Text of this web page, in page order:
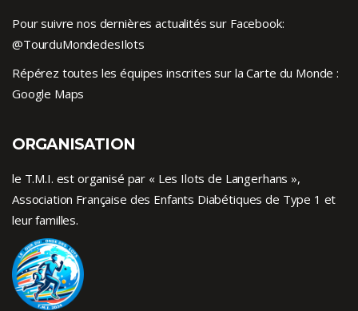
Pour suivre nos dernières actualités sur Facebook:
@TourduMondedesIlots
Répérez toutes les équipes inscrites sur la Carte du Monde :
Google Maps
ORGANISATION
le T.M.I. est organisé par « Les Ilots de Langerhans »,
Association Française des Enfants Diabétiques de Type 1 et
leur familles.